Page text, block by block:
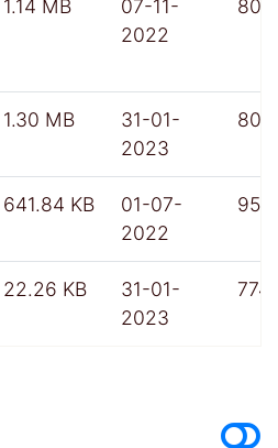
1.14 MB
07-11-
2022
808
1.30 MB
31-01-
2023
809
641.84 KB
01-07-
2022
950
22.26 KB
31-01-
2023
774